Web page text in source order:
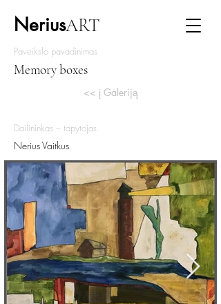
NeriusART
Paveikslo pavadinimas
Memory boxes
<< į Galeriją
Dailininkas – tapytojas
Nerius Vaitkus